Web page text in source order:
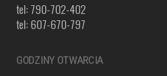
tel: 790-702-402
tel: 607-670-797
GODZINY OTWARCIA